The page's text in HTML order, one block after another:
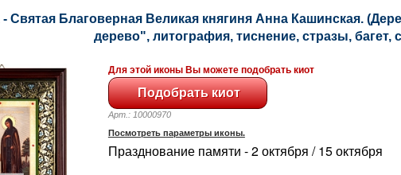
- Святая Благоверная Великая княгиня Анна Кашинская.
дерево", литография, тиснение, стразы, багет,
Для этой иконы Вы можете подобрать киот
Арт.: 10000970
Посмотреть параметры иконы.
Празднование памяти - 2 октября / 15 октября